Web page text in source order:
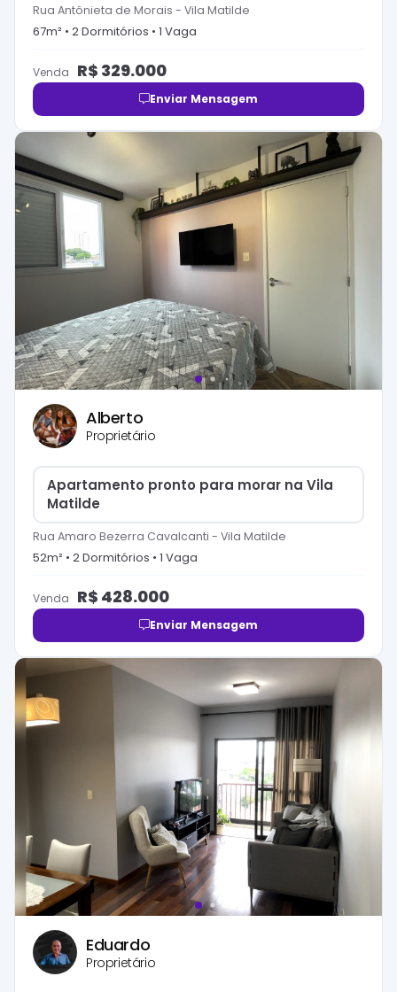
Rua Antônieta de Morais - Vila Matilde
67m² • 2Dormitórios • 1 Vaga
Venda R$ 329.000
Enviar Mensagem
Alberto
Proprietário
Apartamento pronto para morar na Vila
Matilde
Rua Amaro Bezerra Cavalcanti - Vila Matilde
52m² • 2Dormitórios • 1 Vaga
Venda R$ 428.000
Enviar Mensagem
Eduardo
Proprietário